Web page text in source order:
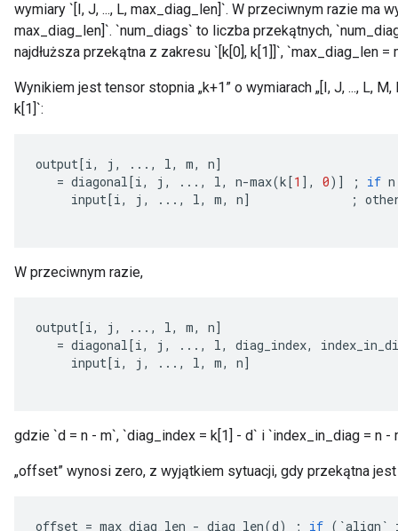
wymiary `[I, J, ..., L, max_diag_len]`. W przeciwnym razie ma
max_diag_len]`. `num_diags` to liczba przekątnych,
najdłuższa przekątna z zakresu `[k[0], k[1]]`, `max_diag_len =
Wynikiem jest tensor stopnia „k+1” o wymiarach „[I, J, ..., L,
k[1]`:
output[i, j , ..., l, m, n]
= diagonal[i, j , ..., l, n-max(k[1 ] , 0) ] ; if n
input[i, j , ..., l, m, n] ;
W przeciwnym razie,
output[i, j , ..., l, m, n]
= diagonal[i, j , ..., l, diag_index,
input[i, j , ..., l, m, n]
gdzie `d = n - m`, `diag_index = k[1] - d` i `index_in_diag = n -
„offset” wynosi zero, z wyjątkiem sytuacji, gdy przekątna
offset = max_diag_len - diag_len(d) ; if ( `align `